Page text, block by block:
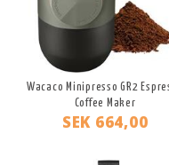
Wacaco Minipresso GR2
Coffee Maker
SEK 664,00